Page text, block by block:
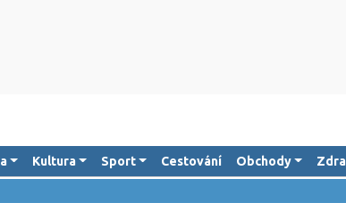
Kultura Sport Cestování Obchody